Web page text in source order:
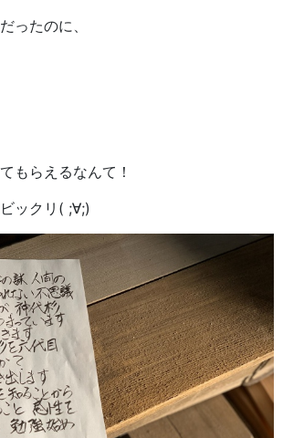
ったのに、
もらえるなんて！
ックリ( ;∀;)